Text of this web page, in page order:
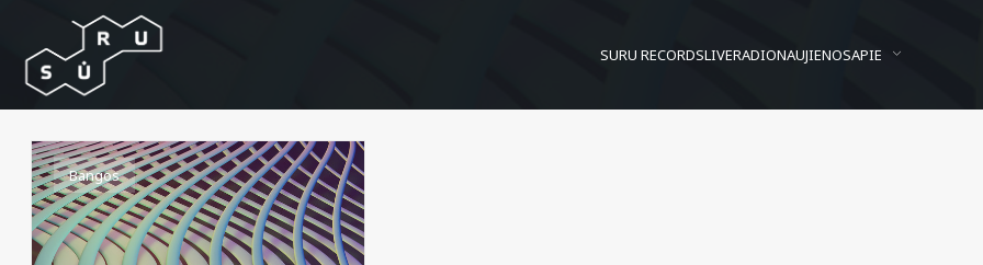
SURU RECORDSLIVERADIONAUJIENOSAPIE
Bangos